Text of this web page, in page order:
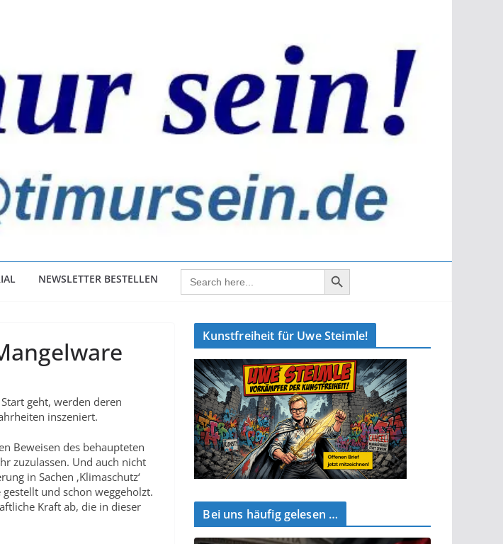
NEWSLETTER BESTELLEN Search
for:
Search Button
geht, werden deren
inszeniert.
Beweisen des behaupteten
zuzulassen. Und auch nicht
in Sachen ‚Klimaschutz‘
und schon weggeholzt.
Kraft ab, die in dieser
Kunstfreiheit für Uwe Steimle!
Bei uns häufig gelesen …